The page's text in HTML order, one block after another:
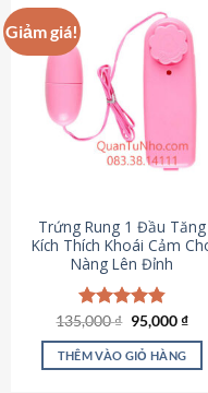
Giảm giá!
Trứng Rung 1 Đầu Tăng
Kích Thích Khoái Cảm
Nàng Lên Đỉnh
Được xếp
hạng4.87
5 sao
135,000₫ Giá
gốc
là:
135,000 ₫.
95,000₫Giá
tại
THÊM VÀO GIỎ HÀNG